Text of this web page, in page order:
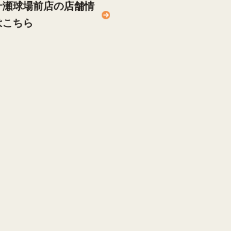
瀬球場前店の店舗情
ちら